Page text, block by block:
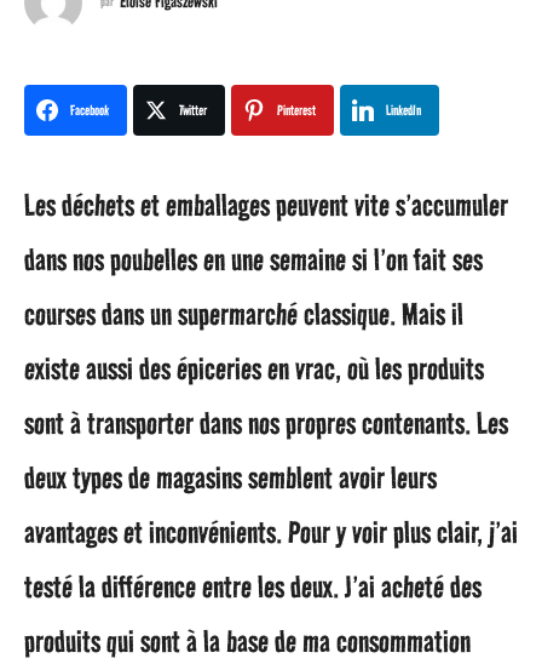
n
o
5
a
n
s
a
g
o
Facebook Twitter Pinterest LinkedIn
Les déchets et emballages peuvent vite s’accumuler
dans nos poubelles en une semaine si l’on fait ses
courses dans un supermarché classique.Mais il
existe aussi des épiceries en vrac, où les produits
sont à transporter dans nos propres contenants. Les
deux types de magasins semblent avoir leurs
avantages et inconvénients.Pour y voir plus clair, j’ai
testé la différence entre les deux. J’ai acheté des
produits qui sont à la base de ma consommation